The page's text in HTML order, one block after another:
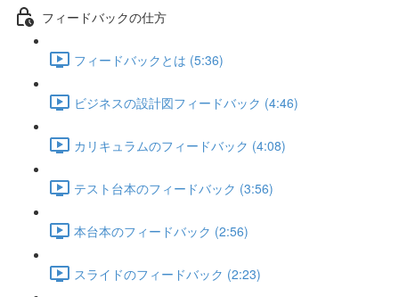
フィードバックの仕方
フィードバックとは (5:36)
ビジネスの設計図フィードバック (4:46)
カリキュラムのフィードバック (4:08)
テスト台本のフィードバック (3:56)
本台本のフィードバック (2:56)
スライドのフィードバック (2:23)